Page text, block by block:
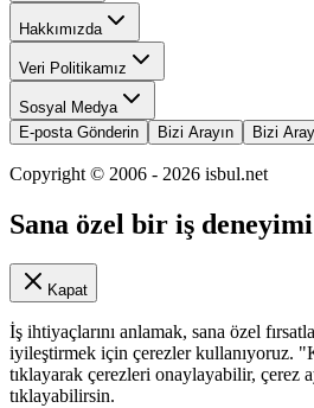
Hakkımızda
Veri Politikamız
Sosyal Medya
E-posta Gönderin
Bizi Arayın Bizi
Copyright © 2006 - 2026 isbul.net
Sana özel bir iş
Kapat
İş ihtiyaçlarını anlamak, sana özel
iyileştirmek için çerezler kullanıyoruz.
tıklayarak çerezleri onaylayabilir, çerez
tıklayabilirsin.